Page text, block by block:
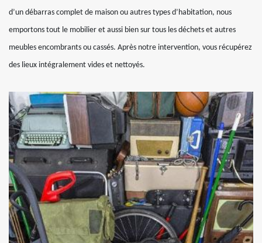
d’un débarras complet de maison ou autres types d’habitation, nous
emportons tout le mobilier et aussi bien sur tous les déchets et autres
meubles encombrants ou cassés. Après notre intervention, vous récupérez
des lieux intégralement vides et nettoyés.